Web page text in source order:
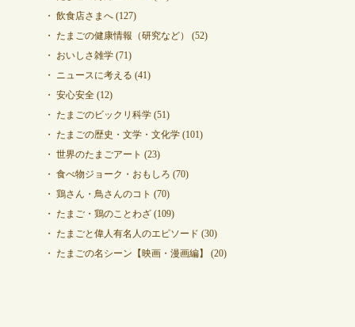
飲食店さまへ(127)
たまごの健康情報（研究など）
(52)
おいしさ雑学(71)
ニュースに考える (41)
安心安全(12)
たまごのビックリ科学(51)
たまごの歴史・文学・文化学(101)
世界のたまごアート (23)
食べ物ジョーク・おもしろ (70)
鶏さん・鳥さんのコト (70)
たまご・鶏のことわざ(109)
たまごと偉人有名人のエピソード (30)
たまごの名シーン【映画・漫画編】
(20)